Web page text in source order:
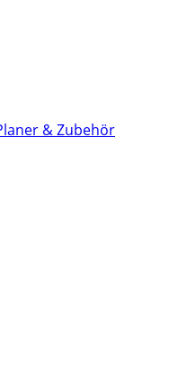
& Zubehör